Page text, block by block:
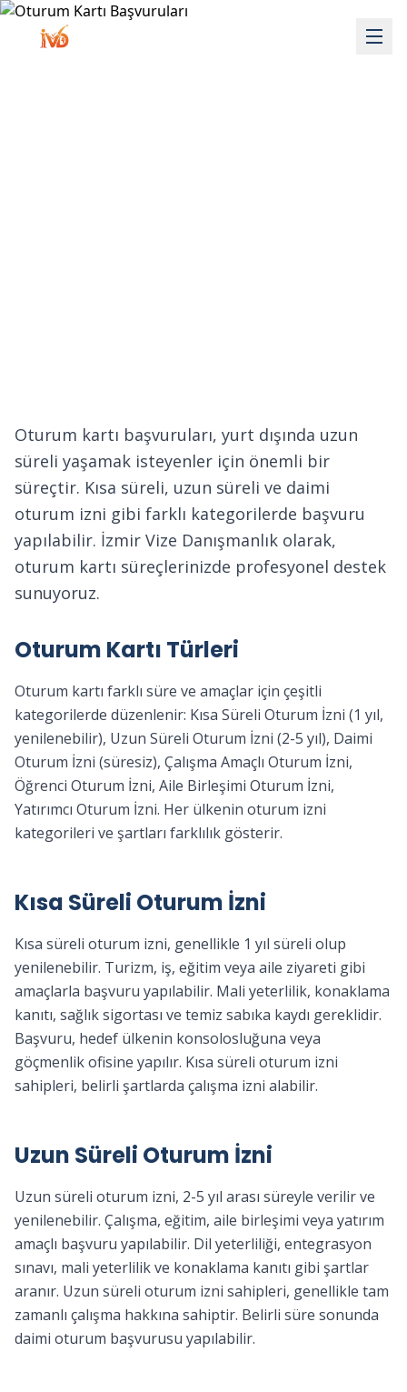
Oturum kartı, yabancı ülkelerde yasal
olarak ikamet etmek, çalışmak veya eğitim
görmek isteyenler için düzenlenen resmi
ikamet izni belgesidir.
Oturum kartı başvuruları, yurt dışında uzun
süreli yaşamak isteyenler için önemli bir
süreçtir. Kısa süreli, uzun süreli ve daimi
oturum izni gibi farklı kategorilerde başvuru
yapılabilir. İzmir Vize Danışmanlık olarak,
oturum kartı süreçlerinizde profesyonel destek
sunuyoruz.
Oturum Kartı Türleri
Oturum kartı farklı süre ve amaçlar için çeşitli
kategorilerde düzenlenir: Kısa Süreli Oturum İzni (1 yıl,
yenilenebilir), Uzun Süreli Oturum İzni (2-5 yıl), Daimi
Oturum İzni (süresiz), Çalışma Amaçlı Oturum İzni,
Öğrenci Oturum İzni, Aile Birleşimi Oturum İzni,
Yatırımcı Oturum İzni. Her ülkenin oturum izni
kategorileri ve şartları farklılık gösterir.
Kısa Süreli Oturum İzni
Kısa süreli oturum izni, genellikle 1 yıl süreli olup
yenilenebilir. Turizm, iş, eğitim veya aile ziyareti gibi
amaçlarla başvuru yapılabilir. Mali yeterlilik, konaklama
kanıtı, sağlık sigortası ve temiz sabıka kaydı gereklidir.
Başvuru, hedef ülkenin konsolosluğuna veya
göçmenlik ofisine yapılır. Kısa süreli oturum izni
sahipleri, belirli şartlarda çalışma izni alabilir.
Uzun Süreli Oturum İzni
Uzun süreli oturum izni, 2-5 yıl arası süreyle verilir ve
yenilenebilir. Çalışma, eğitim, aile birleşimi veya yatırım
amaçlı başvuru yapılabilir. Dil yeterliliği, entegrasyon
sınavı, mali yeterlilik ve konaklama kanıtı gibi şartlar
aranır. Uzun süreli oturum izni sahipleri, genellikle tam
zamanlı çalışma hakkına sahiptir. Belirli süre sonunda
daimi oturum başvurusu yapılabilir.